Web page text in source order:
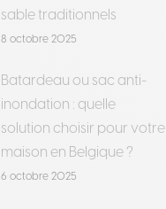
sable traditionnels
8 octobre 2025
Batardeau ou sac anti-
inondation : quelle
solution choisir pour votre
maison en Belgique ?
6 octobre 2025